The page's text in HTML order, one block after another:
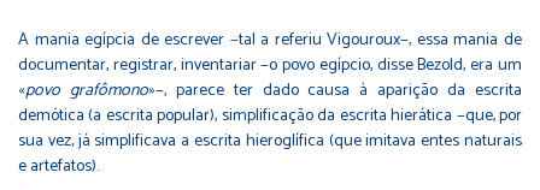
A mania egípcia de escrever −tal a referiu Vigouroux−, essa mania de
documentar, registrar, inventariar −o povo egípcio, disse Bezold, era um
«povo grafômono»−, parece ter dado causa à aparição da escrita
demótica (a escrita popular), simplificação da escrita hierática −que, por
sua vez, já simplificava a escrita hieroglífica (que imitava entes naturais
e artefatos).